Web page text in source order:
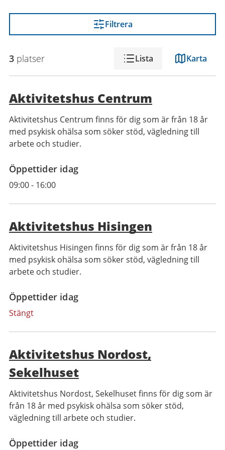
Filtrera
Lista Karta
3 platser
Aktivitetshus Centrum
Aktivitetshus Centrum finns för dig som är från 18 år
med psykisk ohälsa som söker stöd, vägledning till
arbete och studier.
Öppettider idag
09:00- 16:00
Aktivitetshus Hisingen
Aktivitetshus Hisingen finns för dig som är från 18 år
med psykisk ohälsa som söker stöd, vägledning till
arbete och studier.
Öppettider idag
Stängt
Aktivitetshus Nordost,
Sekelhuset
Aktivitetshus Nordost, Sekelhuset finns för dig som är
från 18 år med psykisk ohälsa som söker stöd,
vägledning till arbete och studier.
Öppettider idag